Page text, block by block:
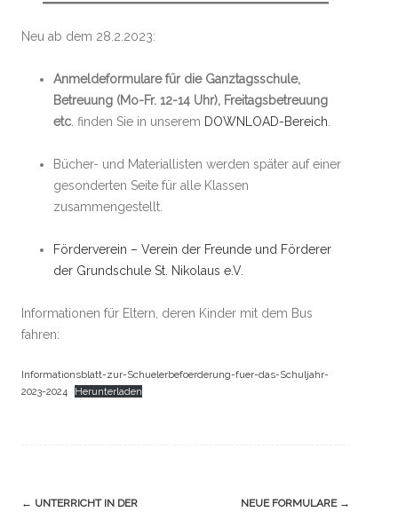
Neu ab dem 28.2.2023:
Anmeldeformulare für die Ganztagsschule,
Betreuung (Mo-Fr. 12-14 Uhr), Freitagsbetreuung
etc. finden Sie in unserem DOWNLOAD-Bereich.
Bücher- und Materiallisten werden später auf einer
gesonderten Seite für alle Klassen
zusammengestellt.
Förderverein – Verein der Freunde und Förderer
der Grundschule St. Nikolaus e.V.
Informationen für Eltern, deren Kinder mit dem Bus
fahren:
Informationsblatt-zur-Schuelerbefoerderung-fuer-das-Schuljahr-
2023-2024
Herunterladen
Navigation
← UNTERRICHT IN DER
NEUE FORMULARE →